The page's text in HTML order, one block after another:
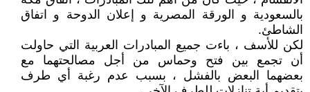
بالسعودية و الورقة المصرية و إعلان الدوحة و اتفاق
الشاطئ.
لكن للأسف ، باءت جميع المبادرات العربية التي حاولت
أن تجمع بين فتح وحماس من أجل مصالحتهما مع
بعضهما البعض بالفشل ، بسبب عدم رغبة أي طرف